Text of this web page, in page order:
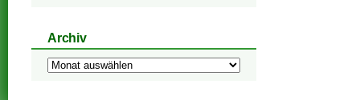
Archiv
Archiv